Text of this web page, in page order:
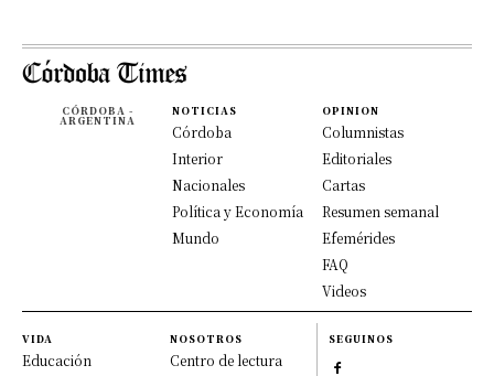
CÓRDOBA -
ARGENTINA
NOTICIAS
Córdoba
Interior
Nacionales
Política y Economía
Mundo
OPINION
Columnistas
Editoriales
Cartas
Resumen semanal
Efemérides
FAQ
Videos
VIDA
Educación
NOSOTROS
Centro de lectura
SEGUINOS